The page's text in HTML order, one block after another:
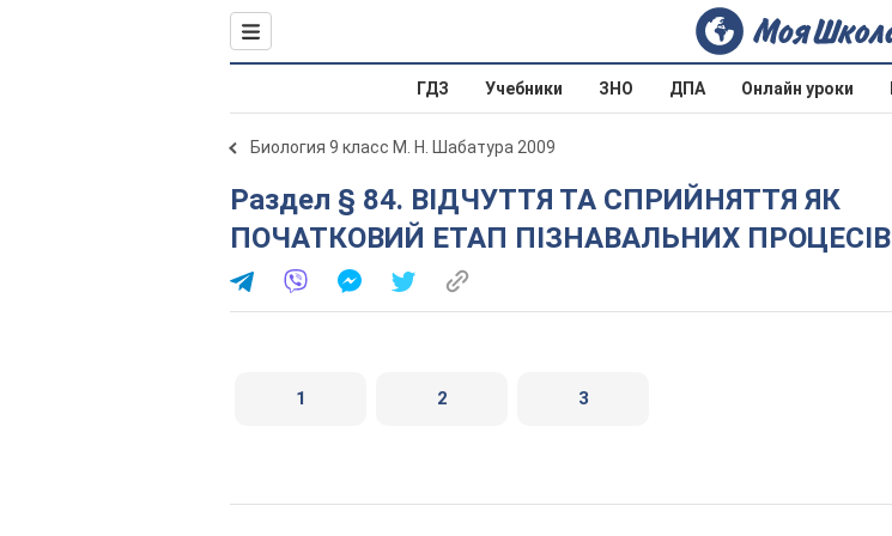
ГДЗ Учебники ЗНО ДПА Онлайн уроки
Биология 9 класс М. Н. Шабатура 2009
Раздел § 84. ВІДЧУТТЯ ТА СПРИЙНЯТТЯ ЯК
ПОЧАТКОВИЙ ЕТАП ПІЗНАВАЛЬНИХ ПРОЦЕСІВ
1 2 3